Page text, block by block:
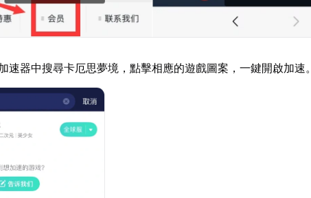
速器中搜尋卡厄思夢境，點擊相應的遊戲圖案，一鍵開啟加速。